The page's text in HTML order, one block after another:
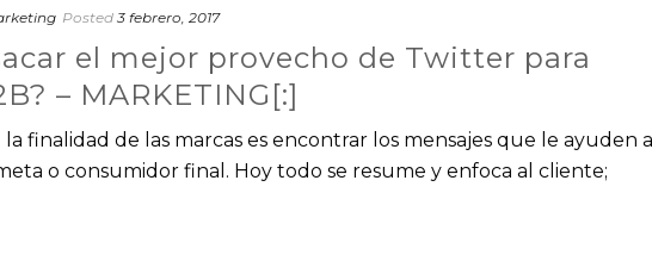
Posted 3 febrero, 2017
el mejor provecho de Twitter para
– MARKETING[:]
la finalidad de las marcas es encontrar los mensajes que le ayuden a
o consumidor final. Hoy todo se resume y enfoca al cliente;